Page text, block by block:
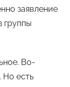
заявление
группы
Во-
Но есть